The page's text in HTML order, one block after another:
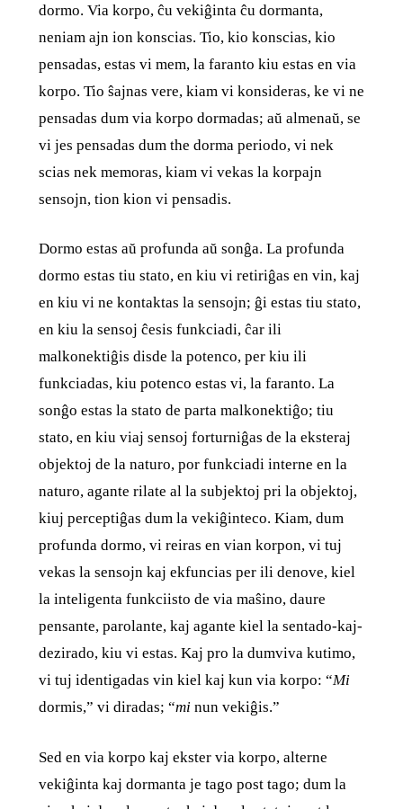
dormo. Via korpo, ĉu vekiĝinta ĉu dormanta,
neniam ajn ion konscias. Tio, kio konscias, kio
pensadas, estas vi mem, la faranto kiu estas en via
korpo. Tio ŝajnas vere, kiam vi konsideras, ke vi ne
pensadas dum via korpo dormadas; aŭ almenaŭ, se
vi jes pensadas dum the dorma periodo, vi nek
scias nek memoras, kiam vi vekas la korpajn
sensojn, tion kion vi pensadis.
Dormo estas aŭ profunda aŭ sonĝa. La profunda
dormo estas tiu stato, en kiu vi retiriĝas en vin, kaj
en kiu vi ne kontaktas la sensojn; ĝi estas tiu stato,
en kiu la sensoj ĉesis funkciadi, ĉar ili
malkonektiĝis disde la potenco, per kiu ili
funkciadas, kiu potenco estas vi, la faranto. La
sonĝo estas la stato de parta malkonektiĝo; tiu
stato, en kiu viaj sensoj forturniĝas de la eksteraj
objektoj de la naturo, por funkciadi interne en la
naturo, agante rilate al la subjektoj pri la objektoj,
kiuj perceptiĝas dum la vekiĝinteco. Kiam, dum
profunda dormo, vi reiras en vian korpon, vi tuj
vekas la sensojn kaj ekfuncias per ili denove, kiel
la inteligenta funkciisto de via maŝino, daure
pensante, parolante, kaj agante kiel la sentado-kaj-
dezirado, kiu vi estas. Kaj pro la dumviva kutimo,
vi tuj identigadas vin kiel kaj kun via korpo: “Mi
dormis,” vi diradas; “mi nun vekiĝis.”
Sed en via korpo kaj ekster via korpo, alterne
vekiĝinta kaj dormanta je tago post tago; dum la